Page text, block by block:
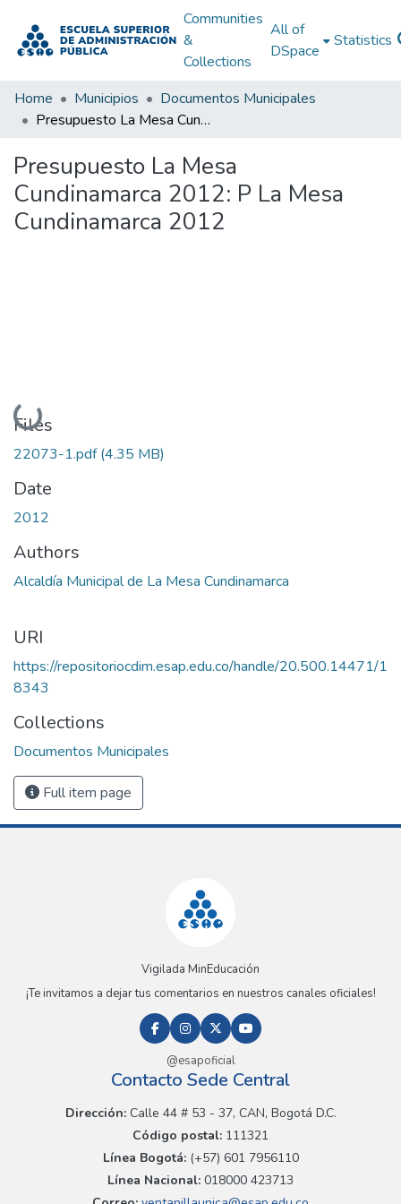
Communities
&
Collections
All of
DSpace
Statistics
Home Municipios
Documentos Municipales
Presupuesto La Mesa Cundinamarca 2012: P La Mesa Cundinamarca 2012
Presupuesto La Mesa
Cundinamarca 2012: P La Mesa
Cundinamarca 2012
Loading...
Files
22073-1.pdf(4.35 MB)
Date
2012
Authors
Alcaldía Municipal de La Mesa Cundinamarca
URI
https://repositoriocdim.esap.edu.co/handle/20.500.14471/1
8343
Collections
Documentos Municipales
Full item page
Vigilada MinEducación
¡Te invitamos a dejar tus comentarios en nuestros canales oficiales!
@esapoficial
Contacto Sede Central
Dirección:Calle 44 # 53 - 37, CAN, Bogotá D.C.
Código postal: 111321
Línea Bogotá:(+57) 601 7956110
Línea Nacional: 018000 423713